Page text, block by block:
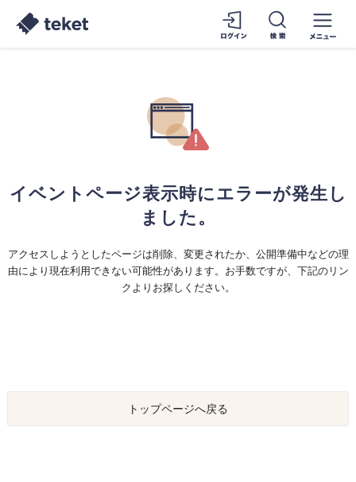
イベントページ表示時にエラーが発生し
ました。
アクセスしようとしたページは削除、変更されたか、公開準備中などの理
由により現在利用できない可能性があります。お手数ですが、下記のリン
クよりお探しください。
トップページへ戻る